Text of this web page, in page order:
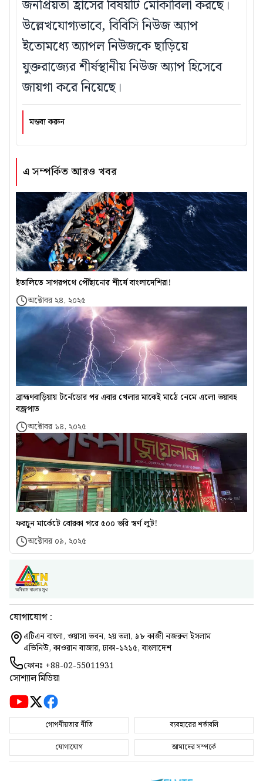
এ সম্পর্কিত আরও খবর
ইতালিতে সাগরপথে পৌঁছানোর শীর্ষে বাংলাদেশিরা!
অক্টোবর ২৪, ২০২৫
ব্রাহ্মণবাড়িয়ায় টর্নেডোর পর এবার খেলার মাঝেই মাঠে নেমে এলো ভয়াবহ
বজ্রপাত
অক্টোবর ১৪, ২০২৫
ফরচুন মার্কেটে বোরকা পরে ৫০০ ভরি স্বর্ণ লুট!
অক্টোবর ০৯, ২০২৫
জনপ্রিয়তা হ্রাসের বিষয়টি মোকাবিলা করছে।
উল্লেখযোগ্যভাবে, বিবিসি নিউজ অ্যাপ
ইতোমধ্যে অ্যাপল নিউজকে ছাড়িয়ে
যুক্তরাজ্যের শীর্ষস্থানীয় নিউজ অ্যাপ হিসেবে
জায়গা করে নিয়েছে।
মন্তব্য করুন
যোগাযোগ :
এটিএন বাংলা, ওয়াসা ভবন, ২য় তলা, ৯৮ কাজী নজরুল ইসলাম
এভিনিউ, কাওরান বাজার, ঢাকা-১২১৫, বাংলাদেশ
ফোনঃ +88-02-55011931
সোশ্যাল মিডিয়া
গোপনীয়তার নীতি
ব্যবহারের শর্তাবলি
যোগাযোগ
আমাদের সম্পর্কে